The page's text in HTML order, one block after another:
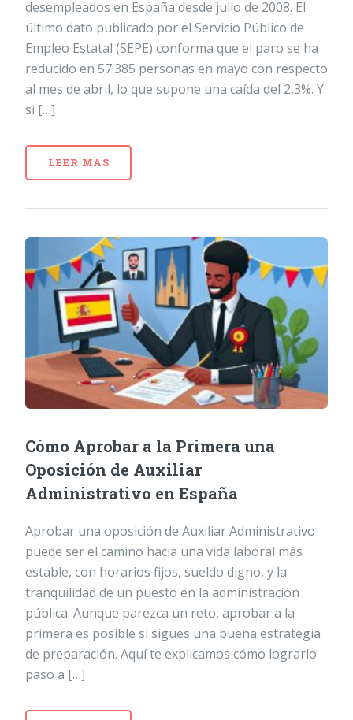
desempleados en España desde julio de 2008. El
último dato publicado por el Servicio Público de
Empleo Estatal (SEPE) conforma que el paro se ha
reducido en 57.385 personas en mayo con respecto
al mes de abril, lo que supone una caída del 2,3%. Y
si […]
LEER MÁS
Cómo Aprobar a la Primera una
Oposición de Auxiliar
Administrativo en España
Aprobar una oposición de Auxiliar Administrativo
puede ser el camino hacia una vida laboral más
estable, con horarios fijos, sueldo digno, y la
tranquilidad de un puesto en la administración
pública. Aunque parezca un reto, aprobar a la
primera es posible si sigues una buena estrategia
de preparación. Aquí te explicamos cómo lograrlo
paso a […]